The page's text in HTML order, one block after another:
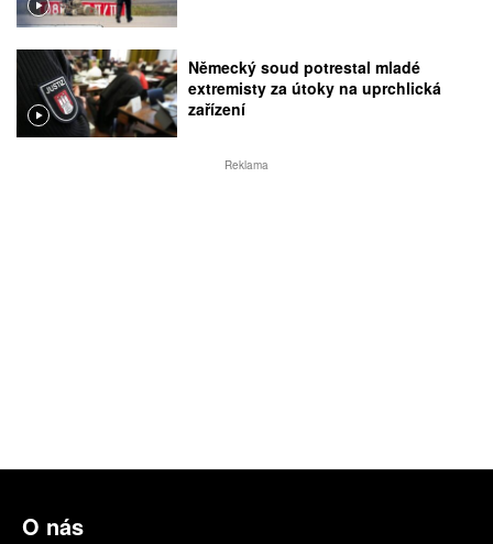
Německý soud potrestal mladé
extremisty za útoky na uprchlická
zařízení
Reklama
O nás